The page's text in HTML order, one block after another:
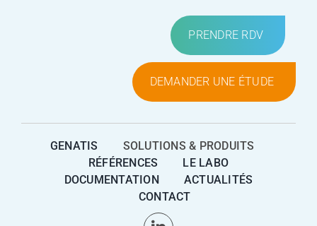
PRENDRE RDV
DEMANDER UNE ÉTUDE
GENATIS
SOLUTIONS & PRODUITS
RÉFÉRENCES
LE LABO
DOCUMENTATION
ACTUALITÉS
CONTACT